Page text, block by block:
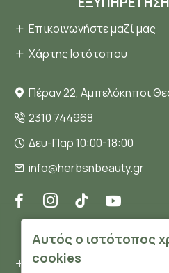
Επικοινωνήστε μαζί μας
Χάρτης Ιστότοπου
Πέραν 22, Αμπελόκηποι
2310 744968
Δευ-Παρ 10:00-18:00
info@herbsnbeauty.gr
Όροι και συνθήκες
Αυτός ο ιστότοπος
cookies